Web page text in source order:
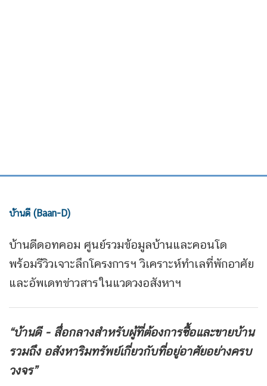
บ้านดี (Baan-D)
บ้านดีดอทคอม ศูนย์รวมข้อมูลบ้านและคอนโด
พร้อมรีวิวเจาะลึกโครงการฯ วิเคราะห์ทำเลที่พักอาศัย
และอัพเดทข่าวสารในแวดวงอสังหาฯ
“บ้านดี - สื่อกลางสำหรับผู้ที่ต้องการซื้อและขายบ้าน
รวมถึง อสังหาริมทรัพย์เกี่ยวกับที่อยู่อาศัยอย่างครบ
วงจร”